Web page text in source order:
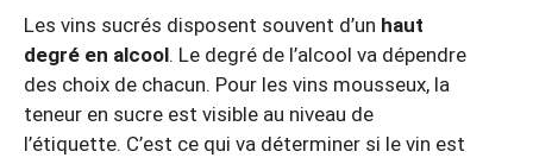
Les vins sucrés disposent souvent d’un haut
degré en alcool. Le degré de l’alcool va dépendre
des choix de chacun. Pour les vins mousseux, la
teneur en sucre est visible au niveau de
l’étiquette. C’est ce qui va déterminer si le vin est